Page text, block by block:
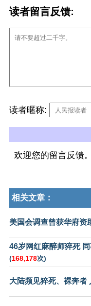
读者留言反馈:
读者暱称:
欢迎您的留言反馈。
相关文章：
美国会调查曾获华府资
46岁网红麻醉师猝死
(168,178次)
大陆频见猝死、裸奔者